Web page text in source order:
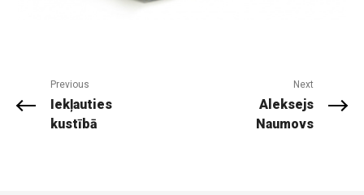
Previous
Iekļauties
kustībā
Next
Aleksejs
Naumovs